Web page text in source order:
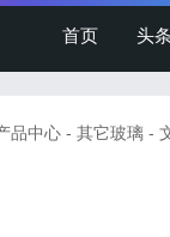
首页 头
品中心 - 其它玻璃 -